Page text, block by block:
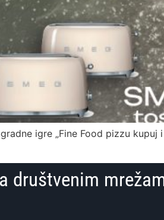
igre „Fine Food pizzu
društvenim